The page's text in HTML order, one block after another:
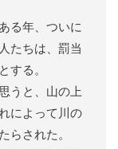
る年、ついに
たちは、罰当
する。
うと、山の上
によって川の
らされた。